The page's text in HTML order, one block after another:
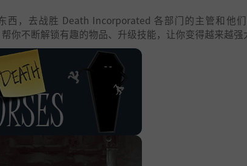
，去战胜 Death Incorporated 各部门的主管和他
不断解锁有趣的物品、升级技能，让你变得越来越强